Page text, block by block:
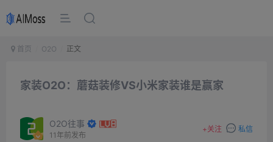
首页 O2O 正文
家装O2O：蘑菇装修VS小米家装谁是赢家
O2O往事
11年前发布
+关注 私信